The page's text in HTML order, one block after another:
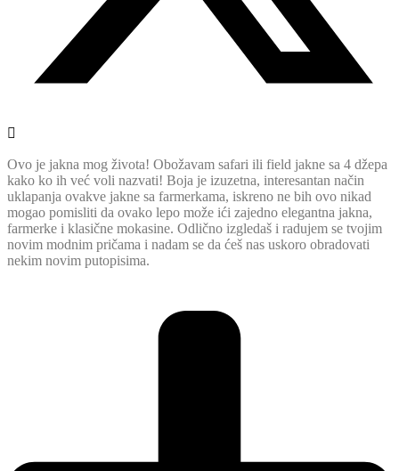
Ovo je jakna mog života! Obožavam safari ili field jakne sa 4 džepa
kako ko ih već voli nazvati! Boja je izuzetna, interesantan način
uklapanja ovakve jakne sa farmerkama, iskreno ne bih ovo nikad
mogao pomisliti da ovako lepo može ići zajedno elegantna jakna,
farmerke i klasične mokasine. Odlično izgledaš i radujem se tvojim
novim modnim pričama i nadam se da ćeš nas uskoro obradovati
nekim novim putopisima.